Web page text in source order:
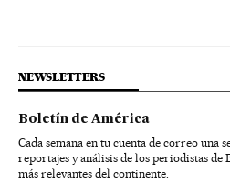
NEWSLETTERS
Boletín de América
Cada semana en tu cuenta de correo una
reportajes y análisis de los periodistas de
más relevantes del continente.